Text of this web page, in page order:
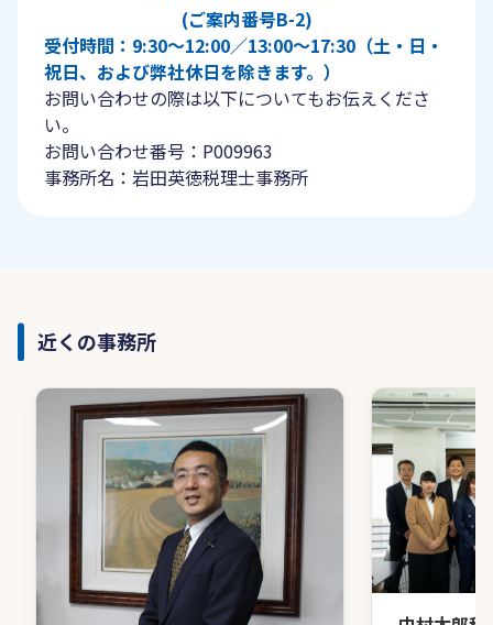
(ご案内番号B-2)
受付時間：9:30〜12:00／13:00〜17:30（土・日・
祝日、および弊社休日を除きます。）
お問い合わせの際は以下についてもお伝えくださ
い。
お問い合わせ番号：P009963
事務所名：岩田英徳税理士事務所
近くの事務所